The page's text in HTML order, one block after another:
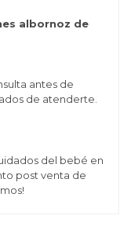
albornoz de
antes de
de atenderte.
del bebé en
post venta de